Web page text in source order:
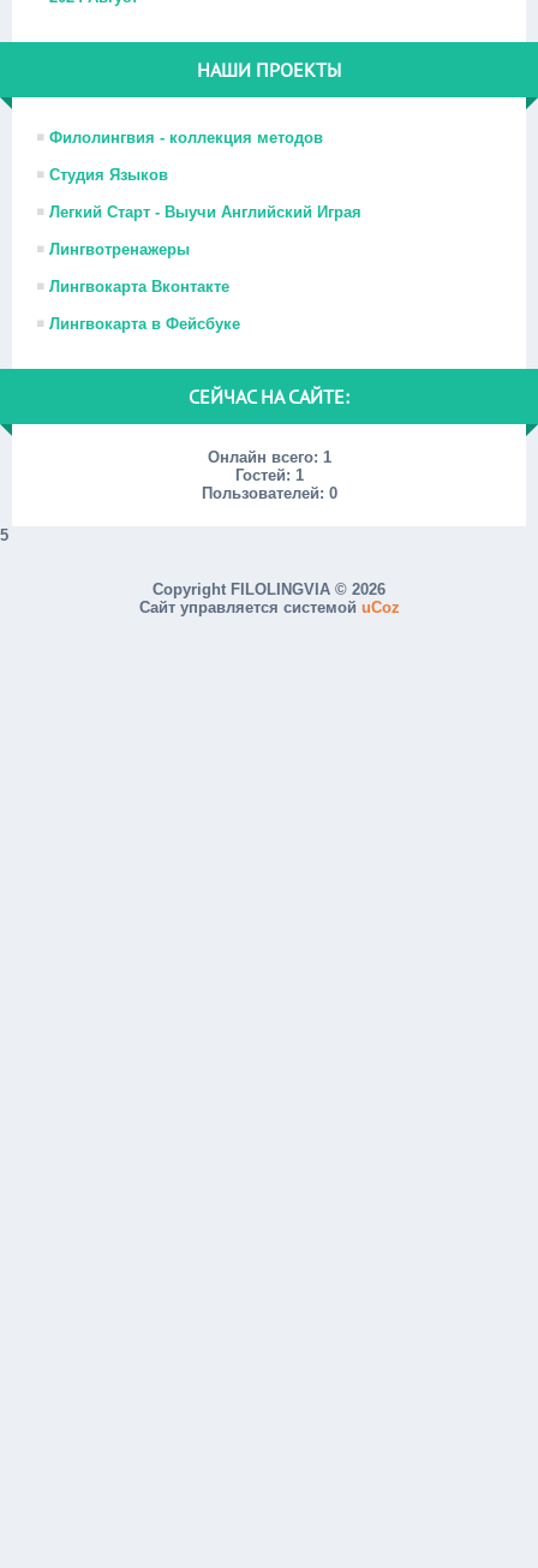
НАШИ ПРОЕКТЫ
Филолингвия - коллекция методов
Студия Языков
Легкий Старт - Выучи Английский Играя
Лингвотренажеры
Лингвокарта Вконтакте
Лингвокарта в Фейсбуке
СЕЙЧАС НА САЙТЕ:
Онлайн всего: 1
Гостей: 1
Пользователей: 0
5
Copyright FILOLINGVIA © 2026
Сайт управляется системой uCoz